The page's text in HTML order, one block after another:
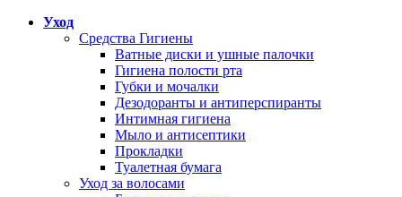
Уход
Средства Гигиены
Ватные диски и ушные палочки
Гигиена полости рта
Губки и мочалки
Дезодоранты и антиперспиранты
Интимная гигиена
Мыло и антисептики
Прокладки
Туалетная бумага
Уход за волосами